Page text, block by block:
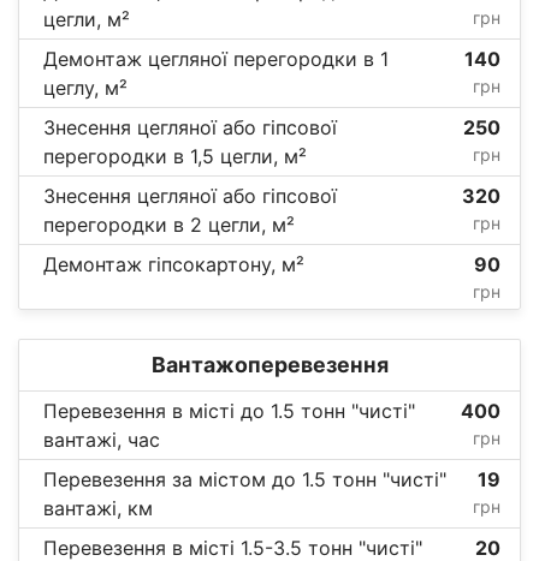
цегли, м²
грн
Демонтаж цегляної перегородки в 1
цеглу, м²
140
грн
Знесення цегляної або гіпсової
перегородки в 1,5 цегли, м²
250
грн
Знесення цегляної або гіпсової
перегородки в 2 цегли, м²
320
грн
Демонтаж гіпсокартону, м² 90
грн
Вантажоперевезення
Перевезення в місті до 1.5 тонн "чисті"
вантажі, час
400
грн
Перевезення за містом до 1.5 тонн "чисті"
вантажі, км
19
грн
Перевезення в місті 1.5-3.5 тонн "чисті"
20